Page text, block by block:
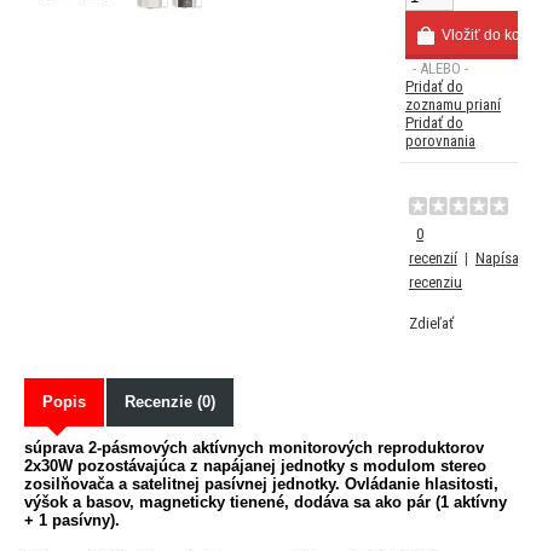
- ALEBO -
Pridať do
zoznamu prianí
Pridať do
porovnania
0
recenzií | Napísať
recenziu
Zdieľať
Popis Recenzie (0)
súprava 2-pásmových aktívnych monitorových reproduktorov
2x30W pozostávajúca z napájanej jednotky s modulom stereo
zosilňovača a satelitnej pasívnej jednotky. Ovládanie hlasitosti,
výšok a basov, magneticky tienené, dodáva sa ako pár (1 aktívny
+ 1 pasívny).